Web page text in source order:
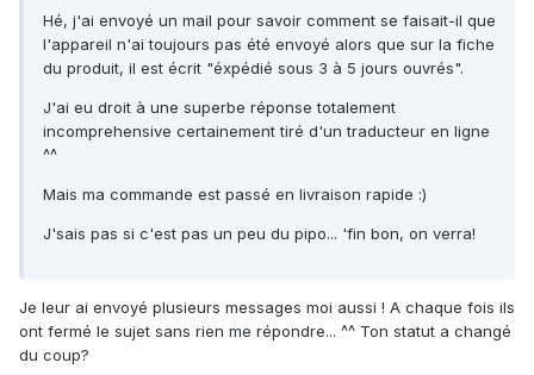
Hé, j'ai envoyé un mail pour savoir comment se faisait-il que
l'appareil n'ai toujours pas été envoyé alors que sur la fiche
du produit, il est écrit "éxpédié sous 3 à 5 jours ouvrés".
J'ai eu droit à une superbe réponse totalement
incomprehensive certainement tiré d'un traducteur en ligne
^^
Mais ma commande est passé en livraison rapide :)
J'sais pas si c'est pas un peu du pipo... 'fin bon, on verra!
Je leur ai envoyé plusieurs messages moi aussi ! A chaque fois ils
ont fermé le sujet sans rien me répondre... ^^ Ton statut a changé
du coup?